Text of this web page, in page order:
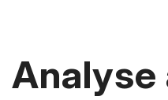
Analyse